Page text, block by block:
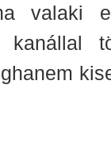
valaki
kanállal